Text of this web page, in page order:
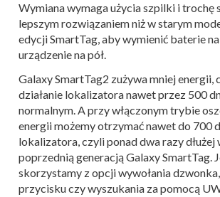
Wymiana wymaga użycia szpilki i trochę
lepszym rozwiązaniem niż w starym
edycji SmartTag, aby wymienić baterie
urządzenie na pół.
Galaxy SmartTag2 zużywa mniej energii,
działanie lokalizatora nawet przez 500
normalnym. A przy włączonym trybie
energii możemy otrzymać nawet do 700
lokalizatora, czyli ponad dwa razy dłużej
poprzednią generacją Galaxy SmartTag.
skorzystamy z opcji wywołania
przycisku czy wyszukania za pomocą